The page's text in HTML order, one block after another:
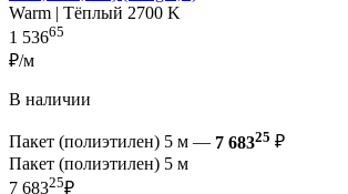
Warm | Тёплый 2700 K
1 53665
₽/м
В наличии
Пакет (полиэтилен) 5 м — 7 68325 ₽
Пакет (полиэтилен) 5 м
7 68325₽